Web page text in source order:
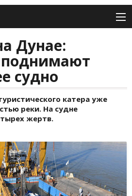
Дунае:
поднимают
судно
катера уже
реки. На судне
жертв.